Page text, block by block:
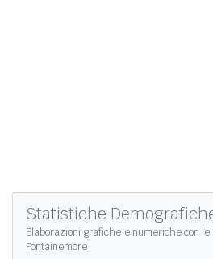
Statistiche
Elaborazioni grafiche e numeriche con le
Fontainemore